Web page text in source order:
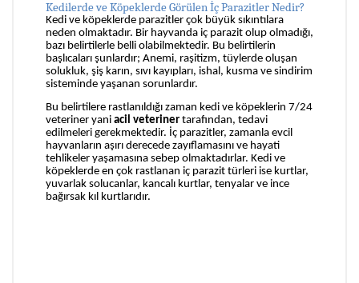
Kedilerde ve Köpeklerde Görülen İç Parazitler Nedir?
Kedi ve köpeklerde parazitler çok büyük sıkıntılara
neden olmaktadır. Bir hayvanda iç parazit olup olmadığı,
bazı belirtilerle belli olabilmektedir. Bu belirtilerin
başlıcaları şunlardır; Anemi, raşitizm, tüylerde oluşan
solukluk, şiş karın, sıvı kayıpları, ishal, kusma ve sindirim
sisteminde yaşanan sorunlardır.
Bu belirtilere rastlanıldığı zaman kedi ve köpeklerin 7/24
veteriner yani acil veteriner tarafından, tedavi
edilmeleri gerekmektedir. İç parazitler, zamanla evcil
hayvanların aşırı derecede zayıflamasını ve hayati
tehlikeler yaşamasına sebep olmaktadırlar. Kedi ve
köpeklerde en çok rastlanan iç parazit türleri ise kurtlar,
yuvarlak solucanlar, kancalı kurtlar, tenyalar ve ince
bağırsak kıl kurtlarıdır.